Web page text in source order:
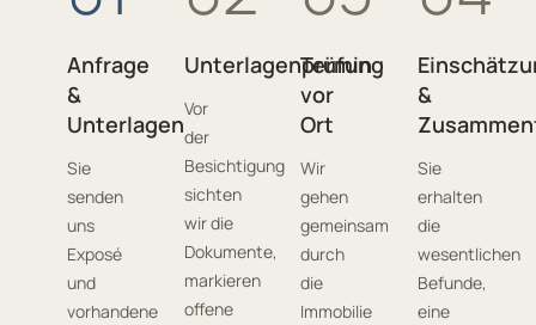
Anfrage
&
Unterlagen
Sie
senden
uns
Exposé
und
vorhandene
Unterlagenprüfung
Vor
der
Besichtigung
sichten
wir die
Dokumente,
markieren
offene
Termin
vor
Ort
Wir
gehen
gemeinsam
durch
die
Immobilie
&
Sie
erhalten
die
wesentlichen
Befunde,
eine